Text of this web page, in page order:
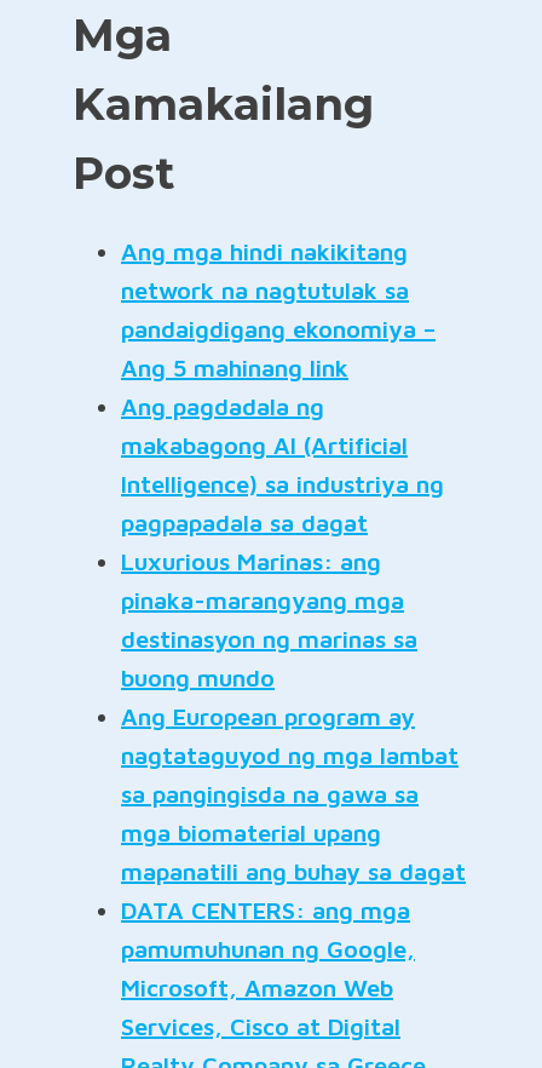
Mga
Kamakailang
Post
Ang mga hindi nakikitang
network na nagtutulak sa
pandaigdigang ekonomiya –
Ang 5 mahinang link
Ang pagdadala ng
makabagong AI (Artificial
Intelligence) sa industriya ng
pagpapadala sa dagat
Luxurious Marinas: ang
pinaka-marangyang mga
destinasyon ng marinas sa
buong mundo
Ang European program ay
nagtataguyod ng mga lambat
sa pangingisda na gawa sa
mga biomaterial upang
mapanatili ang buhay sa dagat
DATA CENTERS: ang mga
pamumuhunan ng Google,
Microsoft, Amazon Web
Services, Cisco at Digital